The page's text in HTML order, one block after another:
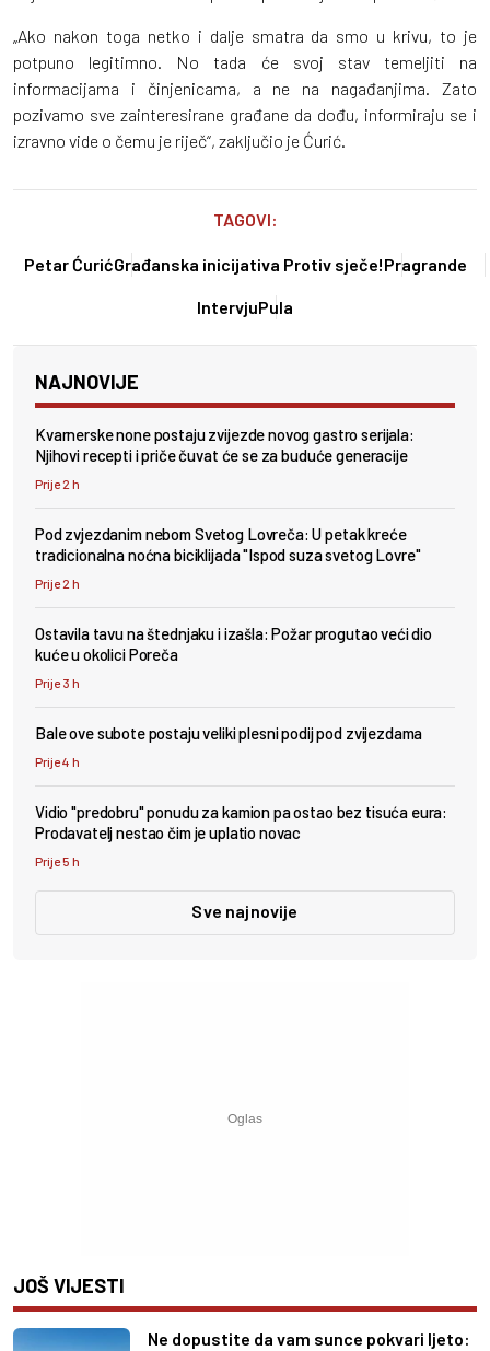
„Ako nakon toga netko i dalje smatra da smo u krivu, to je
potpuno legitimno. No tada će svoj stav temeljiti na
informacijama i činjenicama, a ne na nagađanjima. Zato
pozivamo sve zainteresirane građane da dođu, informiraju se i
izravno vide o čemu je riječ“, zaključio je Ćurić.
TAGOVI:
Petar ĆurićGrađanska inicijativa Protiv sječe!Pragrande
IntervjuPula
NAJNOVIJE
Kvarnerske none postaju zvijezde novog gastro serijala:
Njihovi recepti i priče čuvat će se za buduće generacije
Prije 2 h
Pod zvjezdanim nebom Svetog Lovreča: U petak kreće
tradicionalna noćna biciklijada "Ispod suza svetog Lovre"
Prije 2 h
Ostavila tavu na štednjaku i izašla: Požar progutao veći dio
kuće u okolici Poreča
Prije 3 h
Bale ove subote postaju veliki plesni podij pod zvijezdama
Prije 4 h
Vidio "predobru" ponudu za kamion pa ostao bez tisuća eura:
Prodavatelj nestao čim je uplatio novac
Prije 5 h
Sve najnovije
JOŠ VIJESTI
Ne dopustite da vam sunce pokvari ljeto: